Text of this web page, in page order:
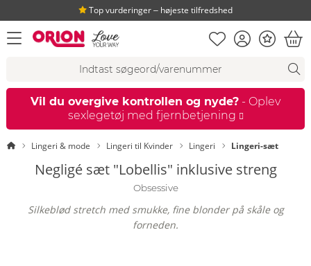
Top vurderinger ‒ højeste tilfredshed
åbn menu Huskeseddel
Kundekonto
Bonus
Vil du overgive kontrollen og nyde? - Oplev
sexlegetøj med fjernbetjening
StartsideLingeri & mode Lingeri til Kvinder Lingeri Lingeri-sæt
Negligé sæt "Lobellis" inklusive streng
Obsessive
Silkeblød stretch med smukke, fine blonder på skåle og
forneden.